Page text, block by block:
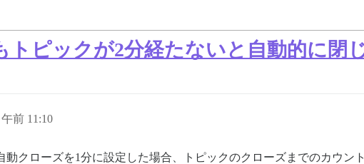
トピックが2分経たないと自動的に閉
前 11:10
動クローズを1分に設定した場合、トピックのクローズまでのカウン